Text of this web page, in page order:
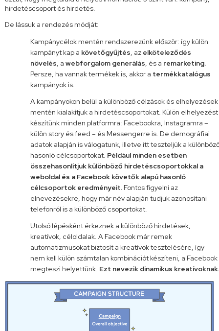
hirdetéscsoport és hirdetés.
De lássuk a rendezés módját:
Kampánycélok mentén rendszerezünk először: így külön
kampányt kap a követőgyűjtés, az elköteleződés
növelés, a webforgalom generálás, és a remarketing.
Persze, ha vannak termékek is, akkor a termékkatalógus
kampányok is.
A kampányokon belül a különböző célzások és elhelyezések
mentén kialakítjuk a hirdetéscsoportokat. Külön elhelyezést
készítünk minden platformra: Facebookra, Instagramra –
külön story és feed – és Messengerre is. De demográfiai
adatok alapján is válogatunk, illetve itt teszteljük a
hasonló célcsoportokat. Például minden esetben
összehasonlítjuk különböző hirdetéscsoportokkal a
weboldal és a Facebook követők alapú hasonló
célcsoportok eredményeit. Fontos figyelni az
elnevezésekre, hogy már név alapján tudjuk azonosítani
telefonról is a különböző csoportokat.
Utolsó lépésként érkeznek a különböző hirdetések,
kreatívok, céloldalak. A Facebook már remek
automatizmusokat biztosít a kreatívok tesztelésére, így
nem kell külön számtalan kombinációt készíteni, a Facebook
megteszi helyettünk. Ezt nevezik dinamikus kreatívoknak.